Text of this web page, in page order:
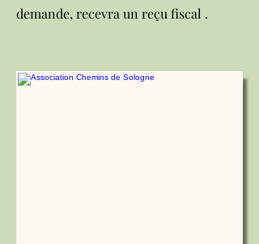
demande, recevra un reçu fiscal .